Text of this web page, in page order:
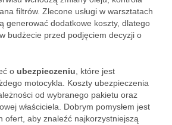
filtrów. Zlecone usługi w warsztatach
generować dodatkowe koszty, dlatego
budżecie przed podjęciem decyzji o
o ubezpieczeniu , które jest
motocykla. Koszty ubezpieczenia
od wybranego pakietu oraz
właściciela. Dobrym pomysłem jest
ofert, aby znaleźć najkorzystniejszą